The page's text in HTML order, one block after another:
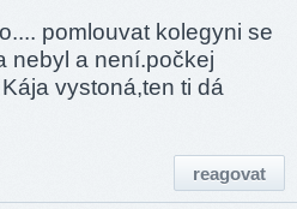
pomlouvat kolegyni se
nebyl a není.počkej
vystoná,ten ti dá
reagovat